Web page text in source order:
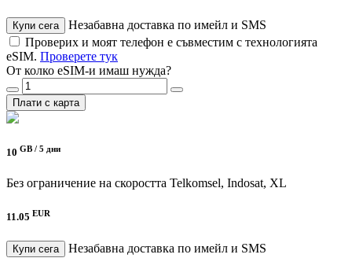
Купи сега
Незабавна доставка по имейл и SMS
Проверих и моят телефон е съвместим с технологията
eSIM. Проверете тук
От колко eSIM-и имаш нужда?
Плати с карта
10 GB / 5 дни
Без ограничение на скоростта Telkomsel, Indosat, XL
11.05 EUR
Купи сега
Незабавна доставка по имейл и SMS